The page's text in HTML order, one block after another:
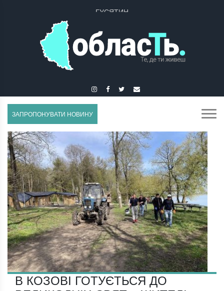
ЗАПРОПОНУВАТИ НОВИНУ
В КОЗОВІ ГОТУЄТЬСЯ ДО